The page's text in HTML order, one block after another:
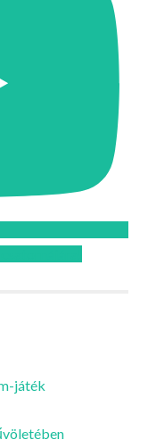
játék